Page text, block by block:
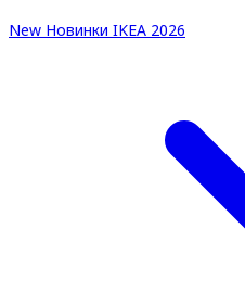
New Новинки IKEA 2026